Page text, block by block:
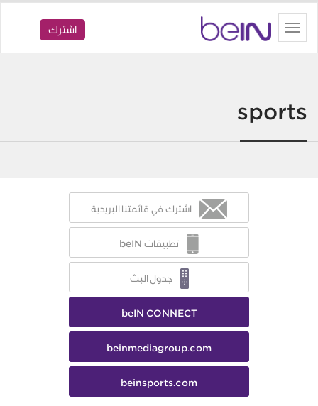
Toggle
navigation
اشترك
sports
اشترك في قائمتنا البريدية
تطبيقات beIN
جدول البث
beIN CONNECT
beinmediagroup.com
beinsports.com